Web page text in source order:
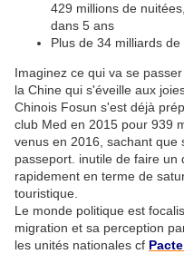
429 millions de
dans 5 ans
Plus de 34 milliards
Imaginez ce qui va se
la Chine qui s'éveille aux
Chinois Fosun s'est déjà
club Med en 2015 pour 939
venus en 2016, sachant que
passeport. inutile de faire un
rapidement en terme de
touristique.
Le monde politique est
migration et sa perception
les unités nationales cf